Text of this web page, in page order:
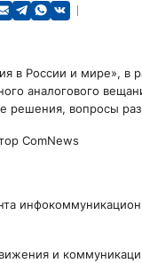
в России и мире», в
аналогового
решения, вопросы
ComNews
и